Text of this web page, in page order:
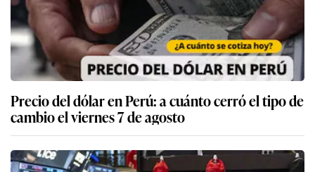
Precio del dólar en Perú: a cuánto cerró el tipo de
cambio el viernes 7 de agosto